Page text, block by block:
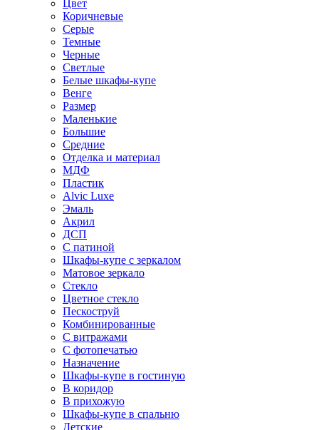
Цвет
Коричневые
Серые
Темные
Черные
Светлые
Белые шкафы-купе
Венге
Размер
Маленькие
Большие
Средние
Отделка и материал
МДФ
Пластик
Alvic Luxe
Эмаль
Акрил
ДСП
С патиной
Шкафы-купе с зеркалом
Матовое зеркало
Стекло
Цветное стекло
Пескоструй
Комбинированные
С витражами
С фотопечатью
Назначение
Шкафы-купе в гостиную
В коридор
В прихожую
Шкафы-купе в спальню
Детские